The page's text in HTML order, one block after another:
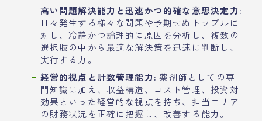
高い問題解決能力と迅速かつ的確な意思決定力:
日々発生する様々な問題や予期せぬトラブルに
対し、冷静かつ論理的に原因を分析し、複数の
選択肢の中から最適な解決策を迅速に判断し、
実行する力。
経営的視点と計数管理能力: 薬剤師としての専
門知識に加え、収益構造、コスト管理、投資対
効果といった経営的な視点を持ち、担当エリア
の財務状況を正確に把握し、改善する能力。